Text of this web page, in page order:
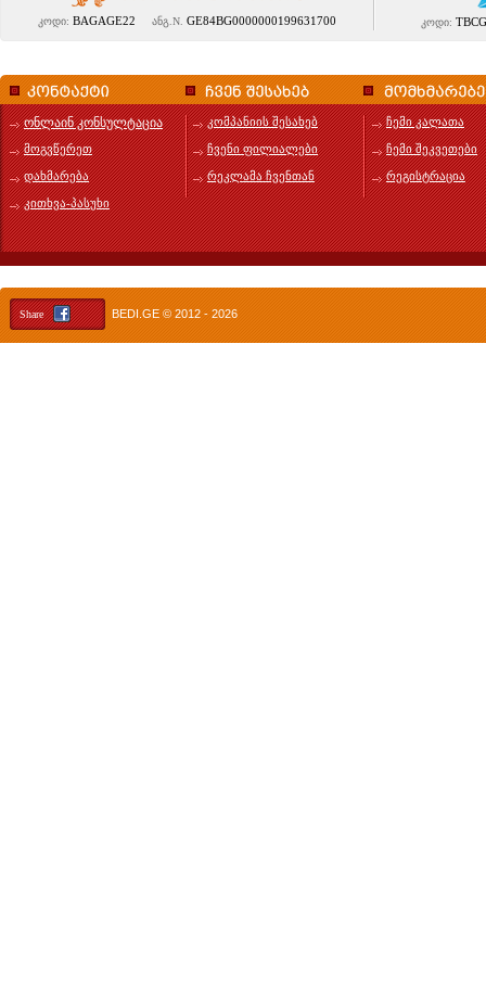
კოდი: BAGAGE22 ანგ.N. GE84BG0000000199631700 კოდი:
ონლაინ კონსულტაცია
მოგვწერეთ
დახმარება
კითხვა-პასუხი
კომპანიის შესახებ
ჩვენი ფილიალები
რეკლამა ჩვენთან
ჩემი კალათა
ჩემი შეკვეთები
რეგისტრაცია
Share BEDI.GE © 2012 - 2026